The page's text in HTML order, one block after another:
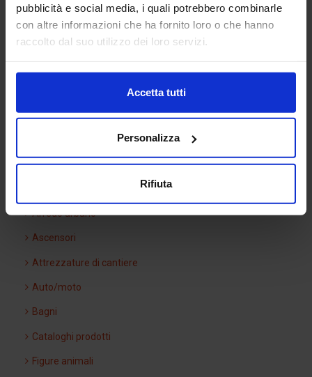
pubblicità e social media, i quali potrebbero combinarle
con altre informazioni che ha fornito loro o che hanno
raccolto dal suo utilizzo dei loro servizi.
Accetta tutti
Personalizza
Rifiuta
Plafoniera da parete
Categorie Blocchi CAD
Arredi interni
Arredo urbano
Ascensori
Attrezzature di cantiere
Auto/moto
Bagni
Cataloghi prodotti
Figure animali